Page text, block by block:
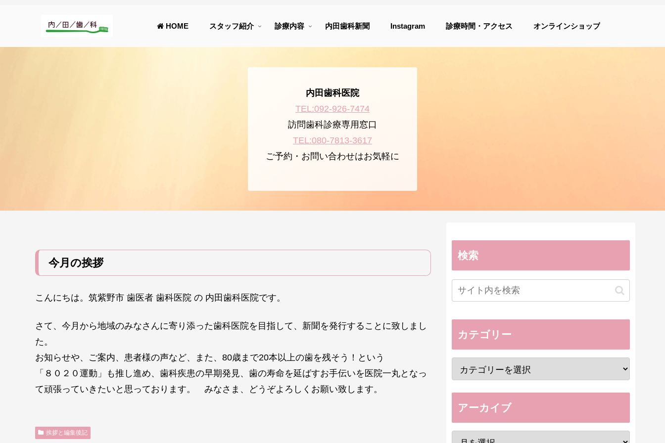
HOME スタッフ紹介 診療内容 内田歯科新聞 Instagram 診療時間・アクセス オンラインショップ
内田歯科医院
TEL:092-926-7474
訪問歯科診療専用窓口
TEL:080-7813-3617
ご予約・お問い合わせはお気軽に
今月の挨拶
こんにちは。筑紫野市 歯医者 歯科医院 の 内田歯科医院です。
さて、今月から地域のみなさんに寄り添った歯科医院を目指して、新聞を発行することに致しまし
た。
お知らせや、ご案内、患者様の声など、また、80歳まで20本以上の歯を残そう！という
「８０２０運動」も推し進め、歯科疾患の早期発見、歯の寿命を延ばすお手伝いを医院一丸となっ
て頑張っていきたいと思っております。 みなさま、どうぞよろしくお願い致します。
挨拶と編集後記
検索
カテゴリー
アーカイブ